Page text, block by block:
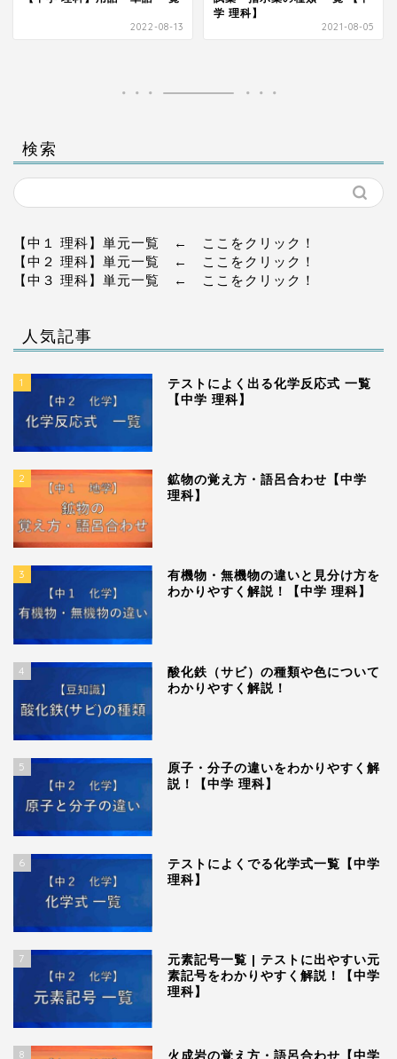
2022-08-13
学 理科】
2021-08-05
検索
【中１ 理科】単元一覧 ← ここをクリック！
【中２ 理科】単元一覧 ← ここをクリック！
【中３ 理科】単元一覧 ← ここをクリック！
人気記事
1
テストによく出る化学反応式 一覧
【中学 理科】
2
鉱物の覚え方・語呂合わせ【中学
理科】
3
有機物・無機物の違いと見分け方を
わかりやすく解説！【中学 理科】
4
酸化鉄（サビ）の種類や色について
わかりやすく解説！
5
原子・分子の違いをわかりやすく解
説！【中学 理科】
6
テストによくでる化学式一覧【中学
理科】
7
元素記号一覧 | テストに出やすい元
素記号をわかりやすく解説！【中学
理科】
8 火成岩の覚え方・語呂合わせ【中学